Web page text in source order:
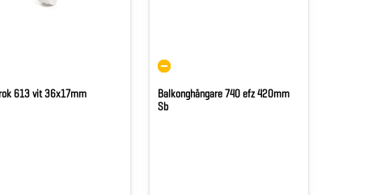
613 vit 36x17mm
Balkonghängare 740 efz 420mm
Sb